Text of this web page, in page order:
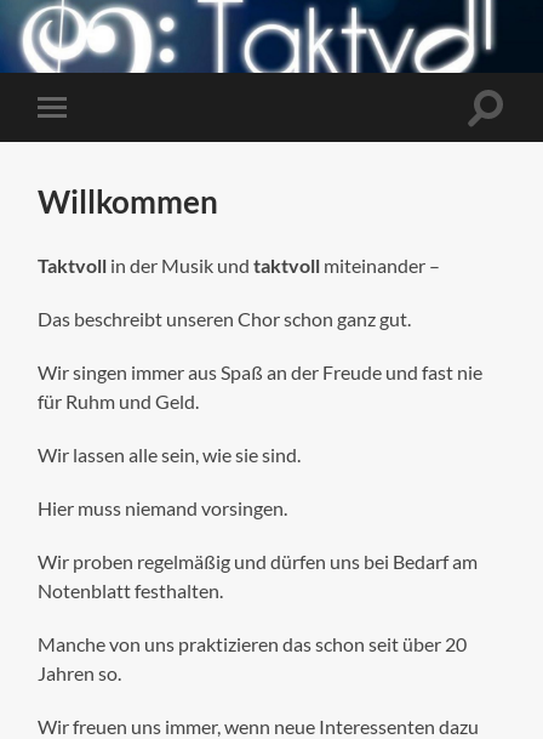
Mobile-
Menü
Willkommen
Taktvoll in der Musik undtaktvoll miteinander –
Das beschreibt unseren Chor schon ganz gut.
Wir singen immer aus Spaß an der Freude und fast nie
für Ruhm und Geld.
Wir lassen alle sein, wie sie sind.
Hier muss niemand vorsingen.
Wir proben regelmäßig und dürfen uns bei Bedarf am
Notenblatt festhalten.
Manche von uns praktizieren das schon seit über 20
Jahren so.
Wir freuen uns immer, wenn neue Interessenten dazu